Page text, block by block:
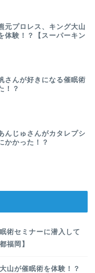
元プロレス、キング大山
体験！？【スーパーキン
さんが好きになる催眠術
！？
んじゅさんがカタレプシ
かかった！？
術セミナーに潜入して
福岡】
山が催眠術を体験！？